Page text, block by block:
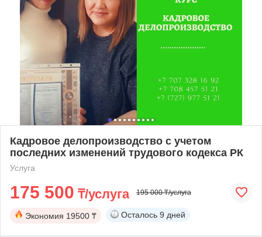
Кадровое делопроизводство с учетом
последних изменений трудового кодекса РК
Услуга
175 500 ₸/услуга 195 000 ₸/услуга
Экономия 19500 ₸ Осталось 9 дней